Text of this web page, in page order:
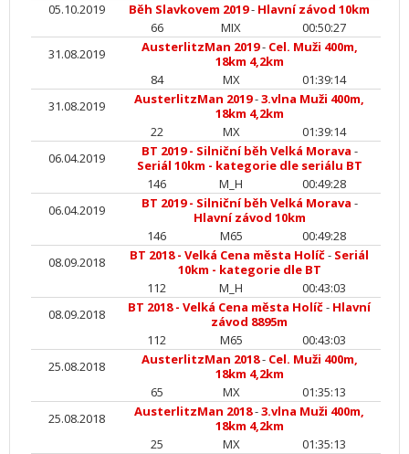
05.10.2019
Běh Slavkovem 2019- Hlavní závod 10km
66
MIX
00:50:27
31.08.2019
AusterlitzMan 2019- Cel. Muži 400m,
18km 4,2km
84
MX
01:39:14
31.08.2019
AusterlitzMan 2019-3.vlna Muži 400m,
18km 4,2km
22
MX
01:39:14
06.04.2019
BT 2019 - Silniční běh Velká Morava -
Seriál 10km - kategorie dle seriálu BT
146
M_H
00:49:28
06.04.2019
BT 2019 - Silniční běh Velká Morava -
Hlavní závod 10km
146
M65
00:49:28
08.09.2018
BT 2018 - Velká Cena města Holíč- Seriál
10km - kategorie dle BT
112
M_H
00:43:03
08.09.2018
BT 2018 - Velká Cena města Holíč- Hlavní
závod 8895m
112
M65
00:43:03
25.08.2018
AusterlitzMan 2018- Cel. Muži 400m,
18km 4,2km
65
MX
01:35:13
25.08.2018
AusterlitzMan 2018-3.vlna Muži 400m,
18km 4,2km
25
MX
01:35:13